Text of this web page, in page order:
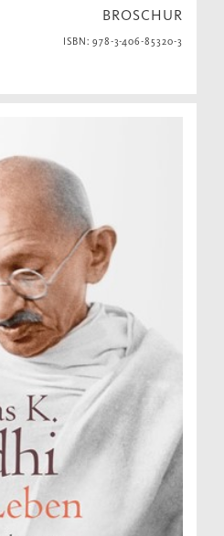
BROSCHUR
ISBN: 978-3-406-85320-3